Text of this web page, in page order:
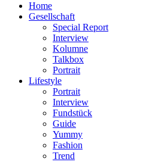
Home
Gesellschaft
Special Report
Interview
Kolumne
Talkbox
Portrait
Lifestyle
Portrait
Interview
Fundstück
Guide
Yummy
Fashion
Trend